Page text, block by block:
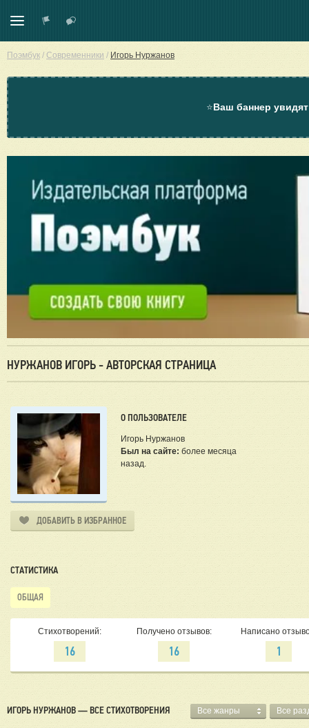
Поэмбук / Современники / Игорь Нуржанов
⭐Ваш баннер
НУРЖАНОВ ИГОРЬ - АВТОРСКАЯ СТРАНИЦА
О ПОЛЬЗОВАТЕЛЕ
Игорь Нуржанов
Был на сайте: более месяца
назад.
ДОБАВИТЬ В ИЗБРАННОЕ
СТАТИСТИКА
ОБЩАЯ
Стихотворений:
16
Получено отзывов:
16
Написано
1
ИГОРЬ НУРЖАНОВ — ВСЕ СТИХОТВОРЕНИЯ Все жанры Все